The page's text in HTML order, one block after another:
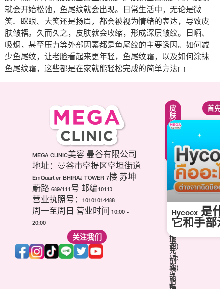
就会开始松弛，鱼尾纹就会出现。日常生活中，无论是微
笑、眯眼、大笑还是扬眉，都会被视为情绪的表达，导致皮
肤皱褶。久而久之，皮肤就会收缩，形成深层皱纹。日晒、
吸烟，甚至压力等外部因素都是鱼尾纹的主要诱因。如何减
少鱼尾纹，让老脸看起来更年轻，鱼尾纹霜，以及如何涂抹
鱼尾纹霜，这些都是在家就能轻松完成的简单方法[…]
MEGA CLINIC美容 曼谷有限公司
地址：曼谷市空提区空坦街道
EmQuartier BHIRAJ TOWER 7楼 苏坤
蔚路 689/111号 邮编10110
营业执照号：10101014488
周一至周日 营业时间 10:00 -
20:00
关注我们
面
部
轮
廓
整
项
肉
毒
杆
(玻
尿
酸)
填
充
剂
溶
脂
紧
致
提
升
程
三
海
波
(超
声
刀)
韩
版
热
玛
皮
肤
护
理
程
白
祛
针
维
他
命
(点
滴)
丽
首
Hycoox
它和手